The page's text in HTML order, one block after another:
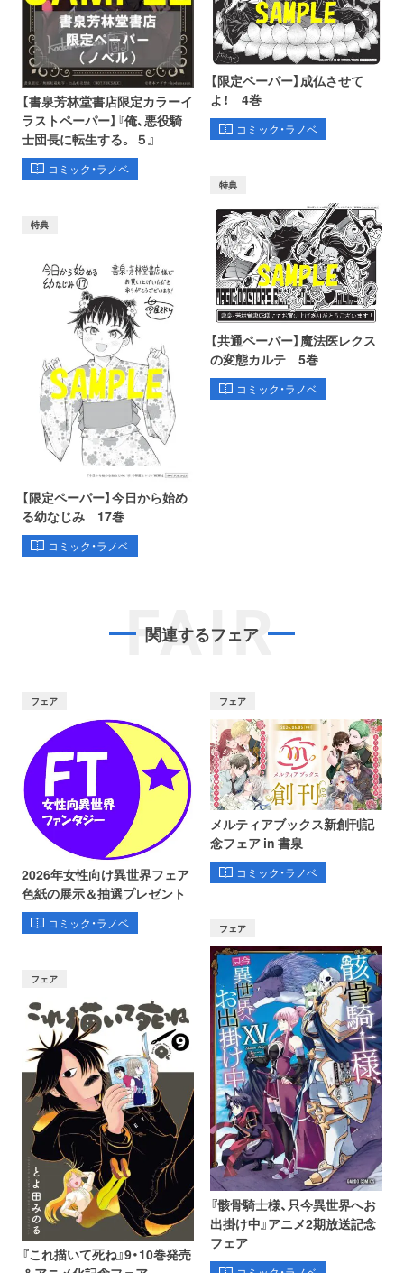
【書泉芳林堂書店限定カラーイ
ラストペーパー】『俺、悪役騎
士団長に転生する。 ５』
コミック・ラノベ
【限定ペーパー】成仏させて
よ！ 4巻
コミック・ラノベ
特典
【限定ペーパー】今日から始め
る幼なじみ 17巻
コミック・ラノベ
特典
【共通ペーパー】魔法医レクス
の変態カルテ 5巻
コミック・ラノベ
FAIR
関連するフェア
フェア
2026年女性向け異世界フェア
色紙の展示＆抽選プレゼント
コミック・ラノベ
フェア
メルティアブックス新創刊記
念フェア in 書泉
コミック・ラノベ
フェア
『これ描いて死ね』9・10巻発売
フェア
『骸骨騎士様、只今異世界へお
出掛け中』アニメ2期放送記念
フェア